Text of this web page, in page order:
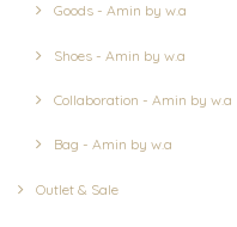
Goods - Amin by w.a
Shoes - Amin by w.a
Collaboration - Amin by w.a
Bag - Amin by w.a
Outlet & Sale